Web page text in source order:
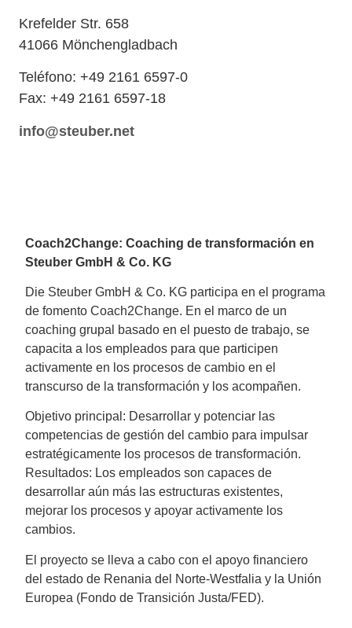
Krefelder Str. 658
41066 Mönchengladbach
Teléfono: +49 2161 6597-0
Fax: +49 2161 6597-18
info@steuber.net
Coach2Change: Coaching de transformación en
Steuber GmbH & Co. KG
Die Steuber GmbH & Co. KG participa en el programa
de fomento Coach2Change. En el marco de un
coaching grupal basado en el puesto de trabajo, se
capacita a los empleados para que participen
activamente en los procesos de cambio en el
transcurso de la transformación y los acompañen.
Objetivo principal: Desarrollar y potenciar las
competencias de gestión del cambio para impulsar
estratégicamente los procesos de transformación.
Resultados: Los empleados son capaces de
desarrollar aún más las estructuras existentes,
mejorar los procesos y apoyar activamente los
cambios.
El proyecto se lleva a cabo con el apoyo financiero
del estado de Renania del Norte-Westfalia y la Unión
Europea (Fondo de Transición Justa/FED).